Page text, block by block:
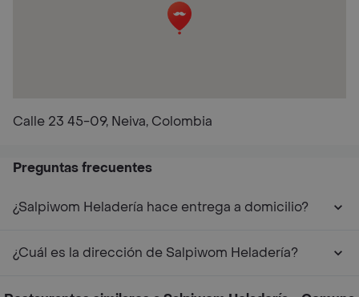
Calle 23 45-09, Neiva, Colombia
Preguntas frecuentes
¿Salpiwom Heladería hace entrega a domicilio?
¿Cuál es la dirección de Salpiwom Heladería?